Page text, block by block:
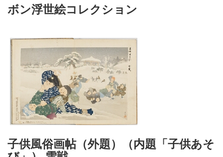
ボン浮世絵コレクション
子供風俗画帖（外題）（内題「子供あそ